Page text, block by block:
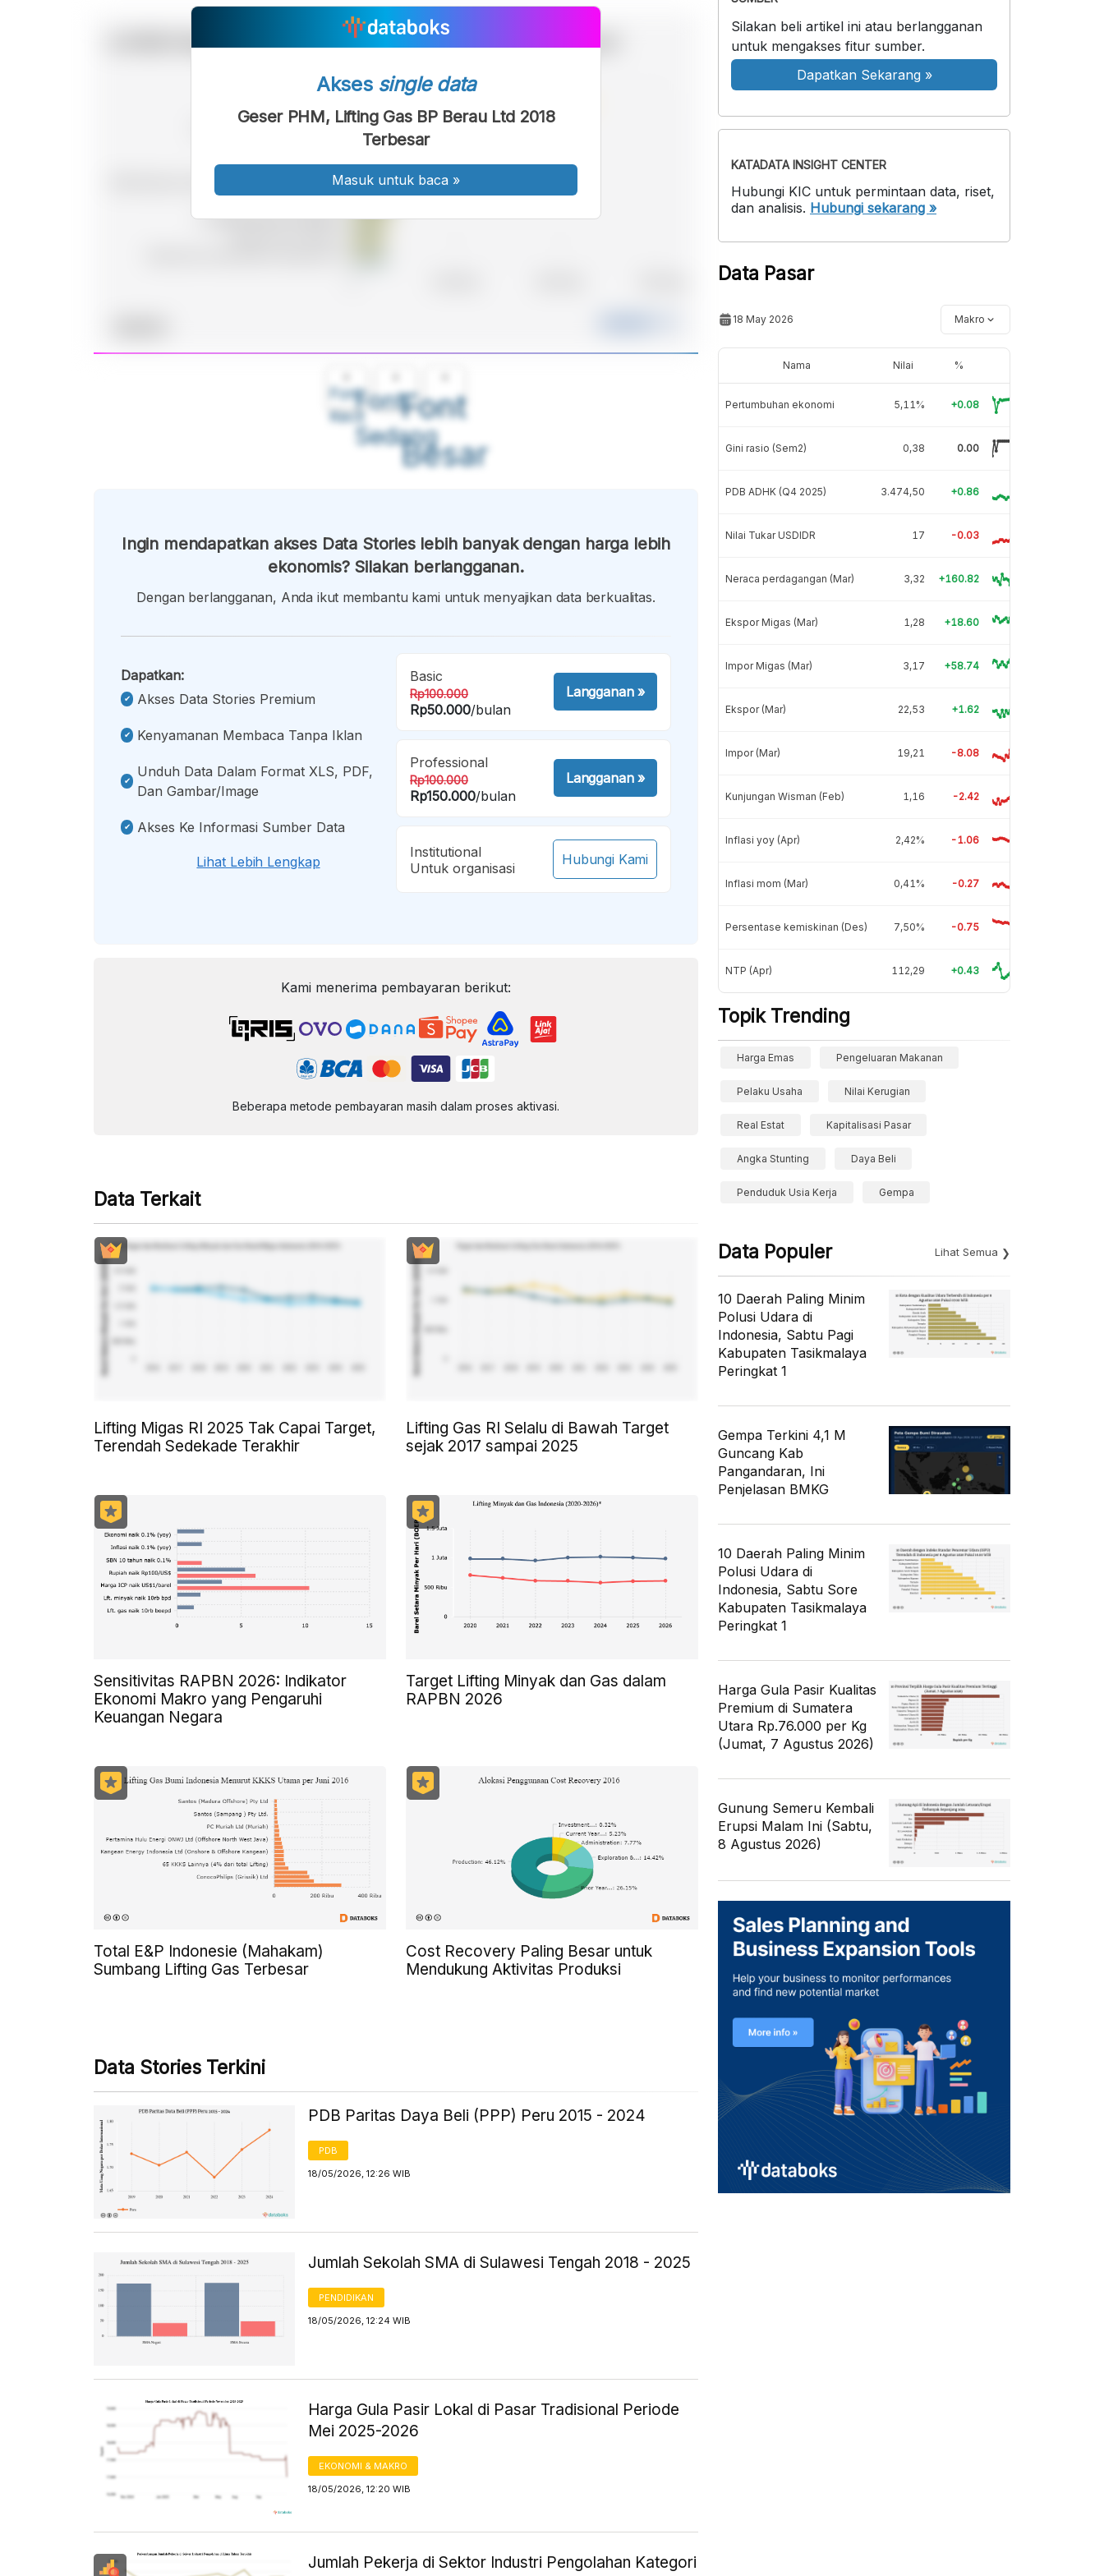
Font
Kecil
Font
Sedang
Font
Besar
Akses single data
Geser PHM, Lifting Gas BP Berau Ltd 2018
Terbesar
Masuk untuk baca »
Ingin mendapatkan akses Data Stories lebih banyak dengan harga lebih
ekonomis? Silakan berlangganan.
Dengan berlangganan, Anda ikut membantu kami untuk menyajikan data berkualitas.
Dapatkan:
Akses Data Stories Premium
Kenyamanan Membaca Tanpa Iklan
Unduh Data Dalam Format XLS, PDF,
Dan Gambar/image
Akses Ke Informasi Sumber Data
Lihat Lebih Lengkap
Basic
Rp100.000
Rp50.000/bulan
Langganan»
Professional
Rp100.000
Rp150.000/bulan
Langganan»
Institutional
Untuk organisasi
Hubungi Kami
Kami menerima pembayaran berikut:
Beberapa metode pembayaran masih dalam proses aktivasi.
Data Terkait
Lifting Migas RI 2025 Tak Capai Target,
Terendah Sedekade Terakhir
Lifting Gas RI Selalu di Bawah Target
sejak 2017 sampai 2025
Sensitivitas RAPBN 2026: Indikator
Ekonomi Makro yang Pengaruhi
Keuangan Negara
Target Lifting Minyak dan Gas dalam
RAPBN 2026
Total E&P Indonesie (Mahakam)
Sumbang Lifting Gas Terbesar
Cost Recovery Paling Besar untuk
Mendukung Aktivitas Produksi
Data Stories Terkini
PDB Paritas Daya Beli (PPP) Peru 2015 - 2024
PDB
18/05/2026, 12:26 WIB
Jumlah Sekolah SMA di Sulawesi Tengah 2018 - 2025
PENDIDIKAN
18/05/2026, 12:24 WIB
Harga Gula Pasir Lokal di Pasar Tradisional Periode
Mei 2025-2026
EKONOMI & MAKRO
18/05/2026, 12:20 WIB
Jumlah Pekerja di Sektor Industri Pengolahan Kategori
Silakan beli artikel ini atau berlangganan
untuk mengakses fitur sumber.
Dapatkan Sekarang »
KATADATA INSIGHT CENTER
Hubungi KIC untuk permintaan data, riset,
dan analisis. Hubungi sekarang »
Data Pasar
18 May 2026 Makro
Nama Nilai %
Pertumbuhan ekonomi 5,11% +0.08
Gini rasio (Sem2) 0,38 0.00
PDB ADHK (Q4 2025) 3.474,50 +0.86
Nilai Tukar USDIDR 17 -0.03
Neraca perdagangan (Mar) 3,32 +160.82
Ekspor Migas (Mar) 1,28 +18.60
Impor Migas (Mar) 3,17 +58.74
Ekspor (Mar) 22,53 +1.62
Impor (Mar) 19,21 -8.08
Kunjungan Wisman (Feb) 1,16 -2.42
Inflasi yoy (Apr) 2,42% -1.06
Inflasi mom (Mar) 0,41% -0.27
Persentase kemiskinan (Des) 7,50% -0.75
NTP (Apr) 112,29 +0.43
Topik Trending
Harga Emas Pengeluaran Makanan
Pelaku Usaha Nilai Kerugian
Real Estat Kapitalisasi Pasar
Angka Stunting Daya Beli
Penduduk Usia Kerja Gempa
Data Populer Lihat Semua
10 Daerah Paling Minim
Polusi Udara di
Indonesia, Sabtu Pagi
Kabupaten Tasikmalaya
Peringkat 1
Gempa Terkini 4,1 M
Guncang Kab
Pangandaran, Ini
Penjelasan BMKG
10 Daerah Paling Minim
Polusi Udara di
Indonesia, Sabtu Sore
Kabupaten Tasikmalaya
Peringkat 1
Harga Gula Pasir Kualitas
Premium di Sumatera
Utara Rp.76.000 per Kg
(Jumat, 7 Agustus 2026)
Gunung Semeru Kembali
Erupsi Malam Ini (Sabtu,
8 Agustus 2026)